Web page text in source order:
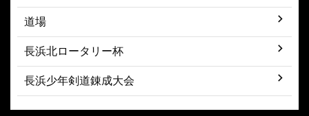
道場
長浜北ロータリー杯
長浜少年剣道錬成大会